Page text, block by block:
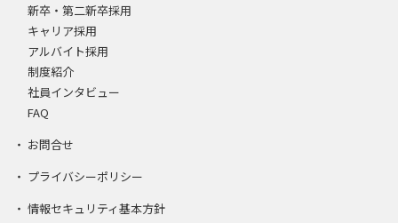
新卒・第二新卒採用
キャリア採用
アルバイト採用
制度紹介
社員インタビュー
FAQ
お問合せ
プライバシーポリシー
情報セキュリティ基本方針